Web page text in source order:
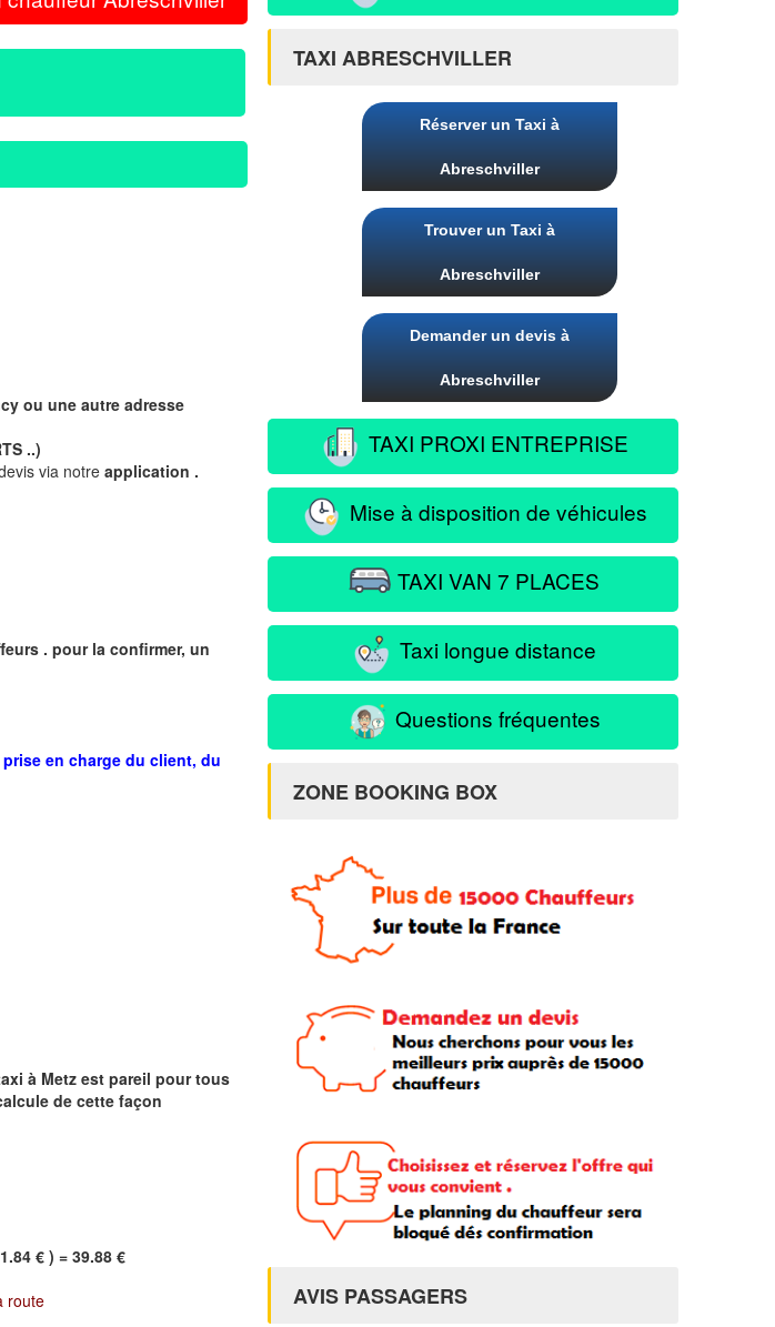
ou une autre adresse
..)
via notre application .
. pour la confirmer, un
en charge du client, du
à Metz est pareil pour tous
de cette façon
€ ) = 39.88 €
route
TAXI ABRESCHVILLER
Réserver un Taxi à
Abreschviller
Trouver un Taxi à
Abreschviller
Demander un devis à
Abreschviller
TAXI PROXI ENTREPRISE
Mise à disposition de véhicules
TAXI VAN 7 PLACES
Taxi longue distance
Questions fréquentes
ZONE BOOKING BOX
AVIS PASSAGERS